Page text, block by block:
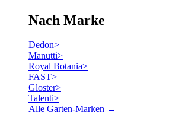
Nach Marke
Dedon>
Manutti>
Royal Botania>
FAST>
Gloster>
Talenti>
Alle Garten-Marken →